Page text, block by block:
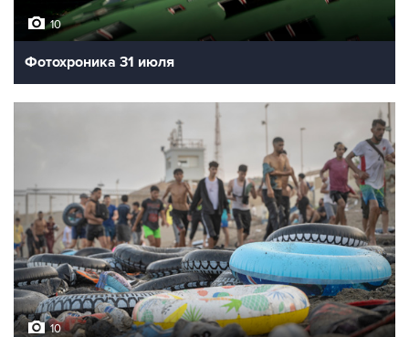
10
Фотохроника 31 июля
10